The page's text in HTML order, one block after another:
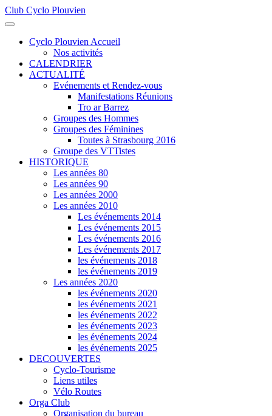
Club Cyclo Plouvien
Cyclo Plouvien Accueil
Nos activités
CALENDRIER
ACTUALITÉ
Evénements et Rendez-vous
Manifestations Réunions
Tro ar Barrez
Groupes des Hommes
Groupes des Féminines
Toutes à Strasbourg 2016
Groupe des VTTistes
HISTORIQUE
Les années 80
Les années 90
Les années 2000
Les années 2010
Les événements 2014
Les événements 2015
Les événements 2016
Les événements 2017
les événements 2018
les événements 2019
Les années 2020
les événements 2020
les événements 2021
les événements 2022
les événements 2023
les événements 2024
les événements 2025
DECOUVERTES
Cyclo-Tourisme
Liens utiles
Vélo Routes
Orga Club
Organisation du bureau
précédente
précédent
suivante
suivant